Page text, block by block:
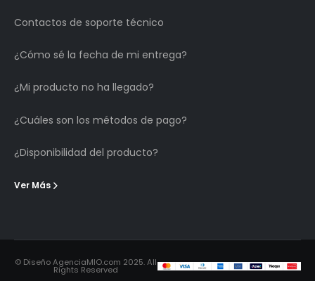
Contactos de soporte técnico
¿Cómo sé la fecha de mi entrega?
¿Mi producto no ha llegado?
¿Cuáles son los métodos de pago?
¿Disponibilidad del producto?
Ver Más
© Diseño AgenciaMIO.com 2025. All
Rights Reserved